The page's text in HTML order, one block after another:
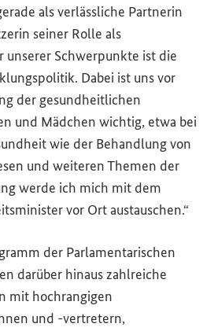
als verlässliche Partnerin
seiner Rolle als
unserer Schwerpunkte ist die
Dabei ist uns vor
der gesundheitlichen
und Mädchen wichtig, etwa bei
wie der Behandlung von
und weiteren Themen der
werde ich mich mit dem
vor Ort austauschen.“
der Parlamentarischen
darüber hinaus zahlreiche
mit hochrangigen
und -vertretern,